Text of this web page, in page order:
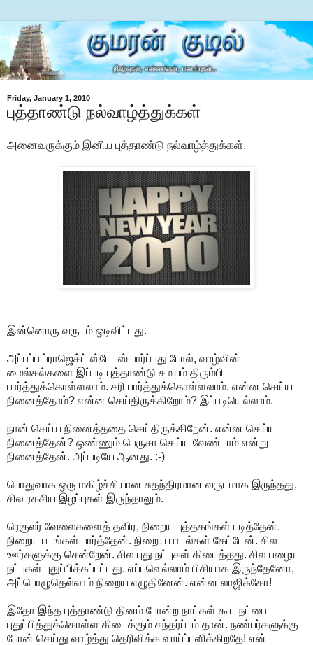
Friday, January 1, 2010
புத்தாண்டு நல்வாழ்த்துக்கள்
அனைவருக்கும் இனிய புத்தாண்டு நல்வாழ்த்துக்கள்.
இன்னொரு வருடம் ஒடிவிட்டது.
அப்பப்ப ப்ராஜெக்ட் ஸ்டேடஸ் பார்ப்பது போல், வாழ்வின்
மைல்கல்களை இப்படி புத்தாண்டு சமயம் திரும்பி
பார்த்துக்கொள்ளலாம். சரி பார்த்துக்கொள்ளலாம். என்ன செய்ய
நினைத்தோம்? என்ன செய்திருக்கிறோம்? இப்படியெல்லாம்.
நான் செய்ய நினைத்ததை செய்திருக்கிறேன். என்ன செய்ய
நினைத்தேன்? ஒண்ணும் பெருசா செய்ய வேண்டாம் என்று
நினைத்தேன். அப்படியே ஆனது. :-)
பொதுவாக ஒரு மகிழ்ச்சியான சுதந்திரமான வருடமாக இருந்தது,
சில ரகசிய இழப்புகள் இருந்தாலும்.
ரெகுலர் வேலைகளைத் தவிர, நிறைய புத்தகங்கள் படித்தேன்.
நிறைய படங்கள் பார்த்தேன். நிறைய பாடல்கள் கேட்டேன். சில
ஊர்களுக்கு சென்றேன். சில புது நட்புகள் கிடைத்தது. சில பழைய
நட்புகள் புதுப்பிக்கப்பட்டது. எப்பவெல்லாம் பிசியாக இருந்தேனோ,
அப்பொழுதெல்லாம் நிறைய எழுதினேன். என்ன லாஜிக்கோ!
இதோ இந்த புத்தாண்டு தினம் போன்ற நாட்கள் கூட நட்பை
புதுப்பித்துக்கொள்ள கிடைக்கும் சந்தர்ப்பம் தான். நண்பர்களுக்கு
போன் செய்து வாழ்த்து தெரிவிக்க வாய்ப்பளிக்கிறதே! என்